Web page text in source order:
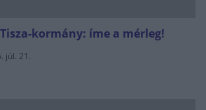
kormány: íme a mérleg!
júl. 21.